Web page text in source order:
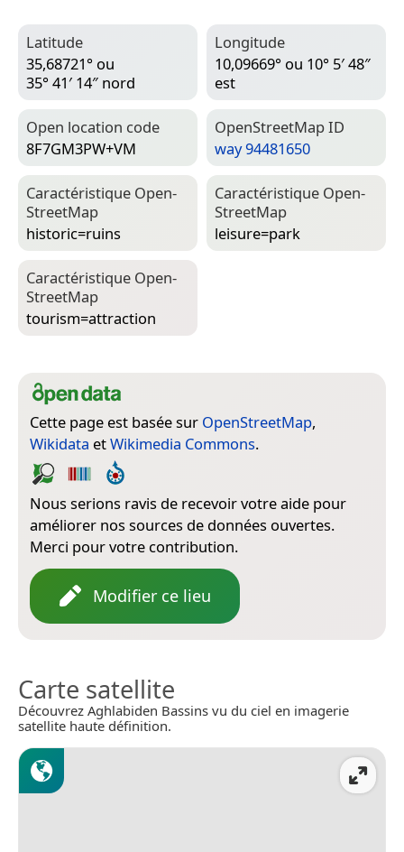
Latitude
35,68721° ou
35° 41′ 14″ nord
Longitude
10,09669° ou 10° 5′ 48″
est
Open location code
8F7GM3PW+VM
Open­Street­Map ID
way 94481650
Caractéristique Open­
Street­Map
historic=­ruins
Caractéristique Open­
Street­Map
leisure=­park
Caractéristique Open­
Street­Map
tourism=­attraction
Cette page est basée sur OpenStreetMap,
Wikidata etWikimedia Commons.
Nous serions ravis de recevoir votre aide pour
améliorer nos sources de données ouvertes.
Merci pour votre contribution.
Modifier ce lieu
Carte satellite
Découvrez Aghlabiden Bassins vu du ciel en imagerie
satellite haute définition.